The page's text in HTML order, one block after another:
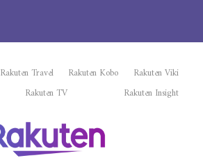
Rakuten Viki
Rakuten Kobo
Rakuten Travel
Rakuten Insight
Rakuten TV